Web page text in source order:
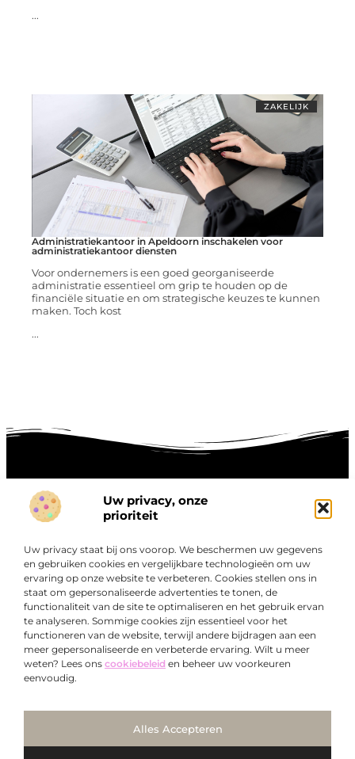
Uw privacy, onze
prioriteit
Uw privacy staat bij ons voorop. We beschermen uw gegevens
en gebruiken cookies en vergelijkbare technologieën om uw
ervaring op onze website te verbeteren. Cookies stellen ons in
staat om gepersonaliseerde advertenties te tonen, de
functionaliteit van de site te optimaliseren en het gebruik ervan
te analyseren. Sommige cookies zijn essentieel voor het
functioneren van de website, terwijl andere bijdragen aan een
meer gepersonaliseerde en verbeterde ervaring. Wilt u meer
weten? Lees ons cookiebeleid en beheer uw voorkeuren
eenvoudig.
Alles Accepteren
...
ZAKELIJK
Administratiekantoor in Apeldoorn inschakelen voor
administratiekantoor diensten
Voor ondernemers is een goed georganiseerde
administratie essentieel om grip te houden op de
financiële situatie en om strategische keuzes te kunnen
maken. Toch kost
...
Over
Bedrijf
“Ontdek een wereld van boeiende blogs en artikelen die
je zowel inspireren als informeren.”
Bij Exclusiefbedrijf.nl draait alles om het leveren van
kwalitatieve inzichten en verhalen die jouw dagelijks leven
verrijken en je uitdagen om verder te denken.
Onze informatie